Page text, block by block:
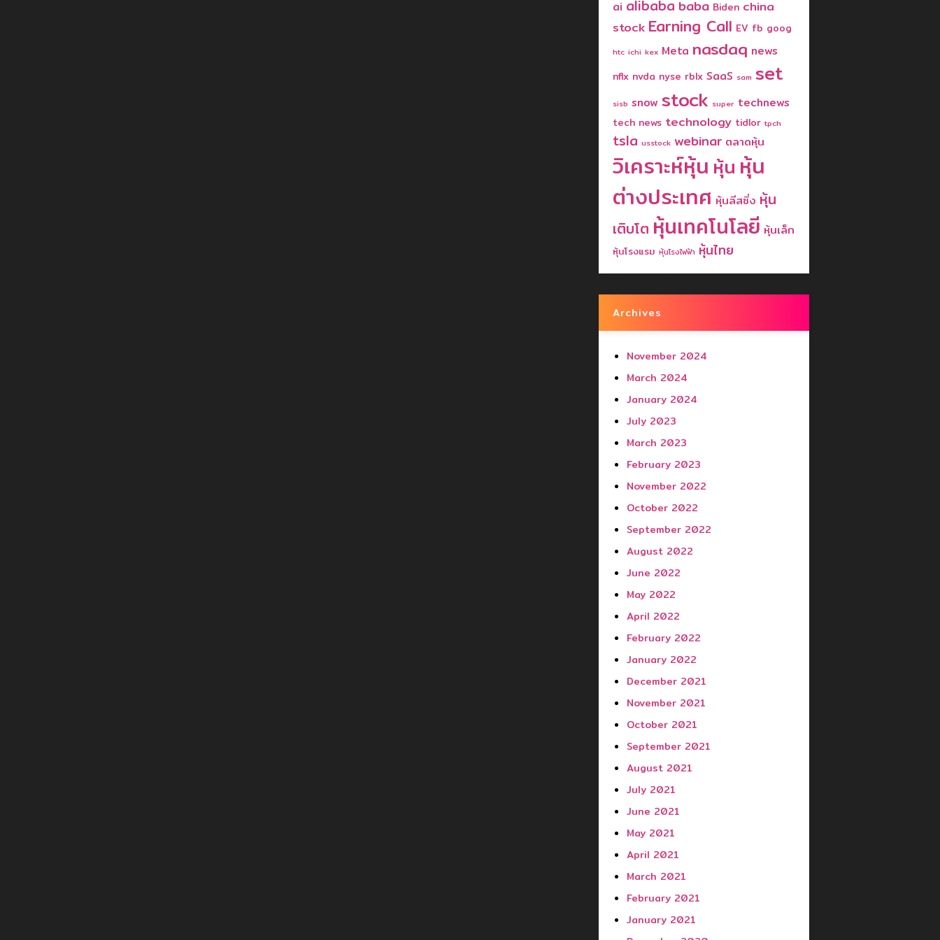
ai alibaba baba Biden china
stock Earning Call EV fb goog
htc ichi kex Meta nasdaq news
nflx nvda nyse rblx SaaS sam set
sisb snow stock super technews
tech news technology tidlor tpch
tsla usstock webinar ตลาดหุ้น
วิเคราะห์หุ้น หุ้น หุ้น
ต่างประเทศ หุ้นลีสซิ่ง หุ้น
เติบโต หุ้นเทคโนโลยี หุ้นเล็ก
หุ้นโรงแรม หุ้นโรงไฟฟ้า หุ้นไทย
Archives
November 2024
March 2024
January 2024
July 2023
March 2023
February 2023
November 2022
October 2022
September 2022
August 2022
June 2022
May 2022
April 2022
February 2022
January 2022
December 2021
November 2021
October 2021
September 2021
August 2021
July 2021
June 2021
May 2021
April 2021
March 2021
February 2021
January 2021